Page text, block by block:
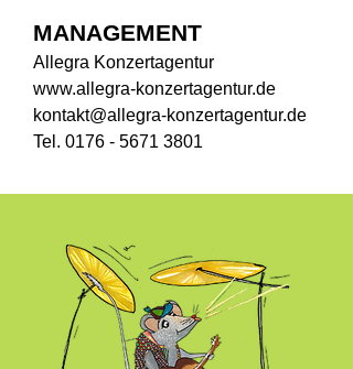
MANAGEMENT
Allegra Konzertagentur
www.allegra-konzertagentur.de
kontakt@allegra-konzertagentur.de
Tel. 0176 - 5671 3801